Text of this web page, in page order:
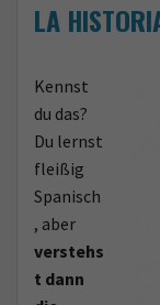
LA
Kennst
du das?
Du lernst
fleißig
Spanisch
, aber
verstehs
t dann